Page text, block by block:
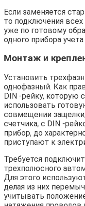
Если заменяется
то подключения
уже по готовому
одного прибора
Монтаж и
Установить
однофазный. Как
DIN -рейку, которую
использовать
совмещении
счетчика, с DIN -
прибор, до
приступают к
Требуется
трехполюсного
Для этого
делая из них
учитывать